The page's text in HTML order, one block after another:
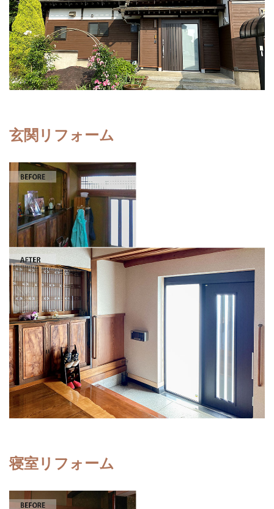
玄関リフォーム
寝室リフォーム